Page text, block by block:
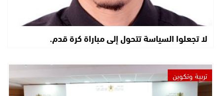
لا تجعلوا السياسة تتحول إلى مباراة كرة قدم.
تربية وتكوين